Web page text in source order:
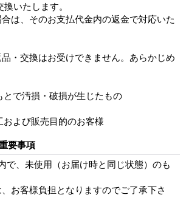
いたします。
は、そのお支払代金内の返金で対応いた
・交換はお受けできません。あらかじめ
で汚損・破損が生じたもの
よび販売目的のお客様
要事項
で、未使用（お届け時と同じ状態）のも
お客様負担となりますのでご了承下さ